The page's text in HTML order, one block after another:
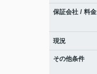
保証会社 / 料金
現況
その他条件